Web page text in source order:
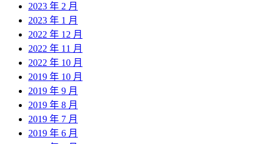
2023 年 2 月
2023 年 1 月
2022 年 12 月
2022 年 11 月
2022 年 10 月
2019 年 10 月
2019 年 9 月
2019 年 8 月
2019 年 7 月
2019 年 6 月